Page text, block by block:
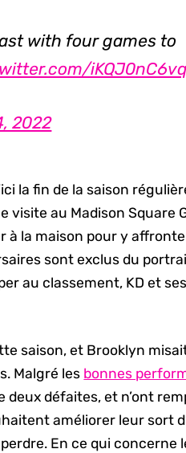
with four games to
iKQJ0nC6vq
2022
la fin de la saison
visite au Madison Square
à la maison pour y
sont exclus du
au classement, KD et ses
saison, et Brooklyn
Malgré les bonnes
deux défaites, et n’ont
améliorer leur sort
En ce qui concerne